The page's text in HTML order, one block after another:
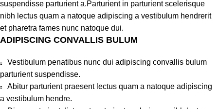
suspendisse parturient a.Parturient in parturient scelerisque
nibh lectus quam a natoque adipiscing a vestibulum hendrerit
et pharetra fames nunc natoque dui.
ADIPISCING CONVALLIS BULUM
Vestibulum penatibus nunc dui adipiscing convallis bulum
parturient suspendisse.
Abitur parturient praesent lectus quam a natoque adipiscing
a vestibulum hendre.